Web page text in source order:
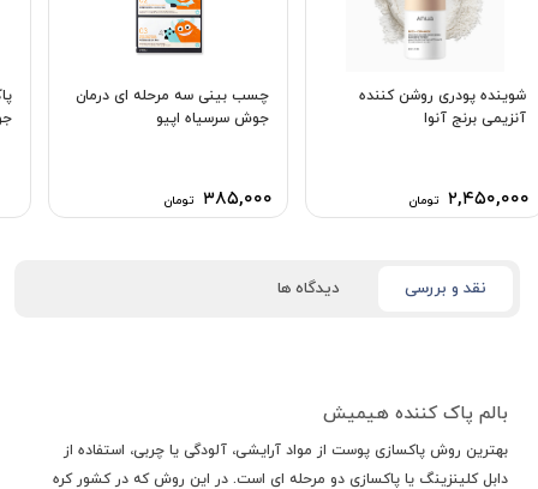
شوینده پودری روشن کننده
آنزیمی برنج آنوا
۲,۴۵۰,۰۰۰ تومان
چسب بینی سه مرحله ای درمان
جوش سرسیاه اپیو
۳۸۵,۰۰۰ تومان
نقد و بررسی دیدگاه ها
بالم پاک کننده هیمیش
بهترین روش پاکسازی پوست از مواد آرایشی، آلودگی یا چربی، استفاده از
دابل کلینزینگ یا پاکسازی دو مرحله ای است. در این روش که در کشور کره